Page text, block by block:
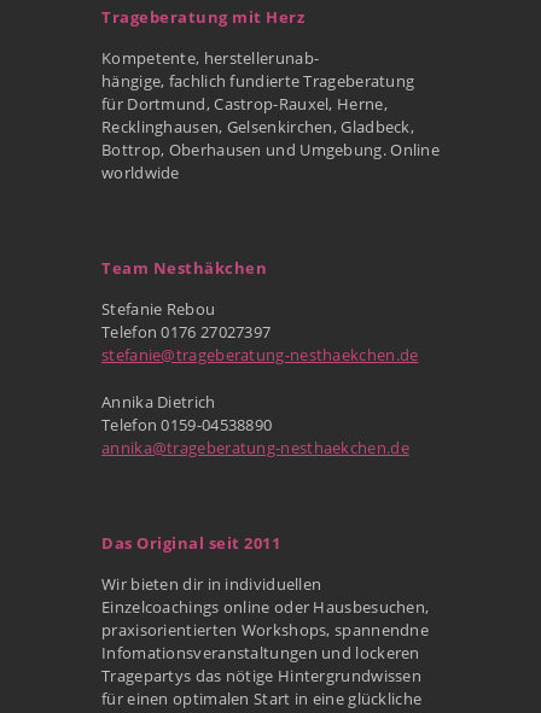
Trageberatung mit Herz
Kompetente, herstellerunab-
hängige, fachlich fundierte Trageberatung
für Dortmund, Castrop-Rauxel, Herne,
Recklinghausen, Gelsenkirchen, Gladbeck,
Bottrop, Oberhausen und Umgebung. Online
worldwide
Team Nesthäkchen
Stefanie Rebou
Telefon 0176 27027397
stefanie@trageberatung-nesthaekchen.de
Annika Dietrich
Telefon 0159-04538890
annika@trageberatung-nesthaekchen.de
Das Original seit 2011
Wir bieten dir in individuellen
Einzelcoachings online oder Hausbesuchen,
praxisorientierten Workshops, spannendne
Infomationsveranstaltungen und lockeren
Tragepartys das nötige Hintergrundwissen
für einen optimalen Start in eine glückliche